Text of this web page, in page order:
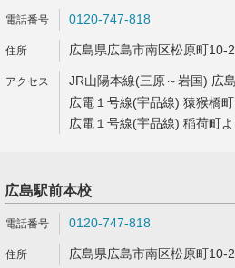
0120-747-818
広島県広島市南区松原町10-
JR山陽本線(三原～岩国) 広
広電１号線(宇品線) 猿猴橋
広電１号線(宇品線) 稲荷町
広島駅前本校
0120-747-818
広島県広島市南区松原町10-